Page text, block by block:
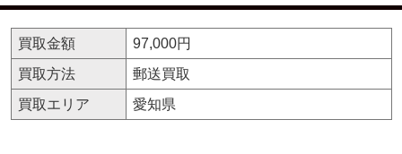
買取金額
97,000円
買取方法
郵送買取
買取エリア
愛知県